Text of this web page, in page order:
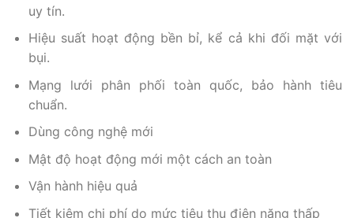
uy tín.
Hiệu suất hoạt động bền bỉ, kể cả khi đối mặt với
bụi.
Mạng lưới phân phối toàn quốc, bảo hành tiêu
chuẩn.
Dùng công nghệ mới
Mật độ hoạt động mới một cách an toàn
Vận hành hiệu quả
Tiết kiệm chi phí do mức tiêu thụ điện năng thấp